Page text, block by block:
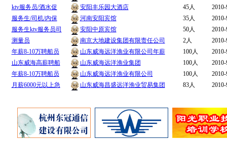
ktv服务员/酒水促
安阳丰乐园大酒店 45人
服务生/司机/内保
河南安阳宾馆 35人
服务生ktv服务员司
安阳中原宾馆 50人
测量员
南京大地建设集团有限责任公司 2人
年薪8-10万聘船员
山东威海远洋渔业有限公司年薪 100人
山东威海高薪聘船
山东威海远洋渔业集团 100人
2010-
年薪8-10万聘船员
山东威海远洋渔业有限公司 100人
2010-
月薪6000元以上急
山东威海昌盛远洋渔业贸易集团 83人 2010-